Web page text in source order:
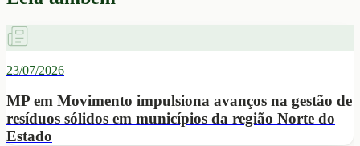
23/07/2026
MP em Movimento impulsiona avanços na gestão de
resíduos sólidos em municípios da região Norte do
Estado